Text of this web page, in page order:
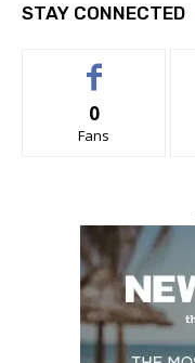
STAY CONNECTED
0
Fans